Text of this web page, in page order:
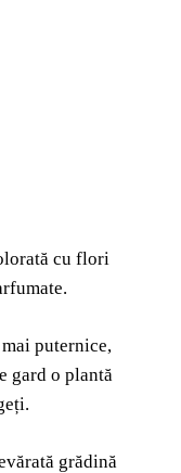
cu flori
puternice,
gard o plantă
grădină